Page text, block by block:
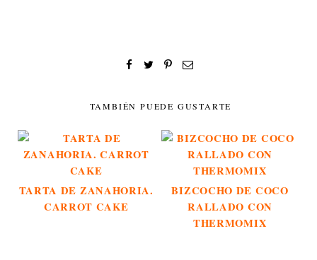
TAMBIÉN PUEDE GUSTARTE
TARTA DE ZANAHORIA.
CARROT CAKE
BIZCOCHO DE COCO
RALLADO CON
THERMOMIX